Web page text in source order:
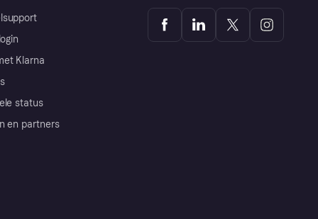
Klarna
status
en partners